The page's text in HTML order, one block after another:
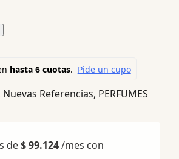
Nuevas Referencias, PERFUMES
de$99.124/mes con